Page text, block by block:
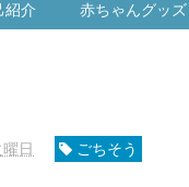
紹介 赤ちゃんグッズ
日 ごちそう